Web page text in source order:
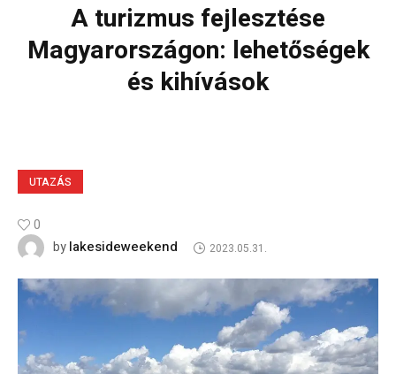
A turizmus fejlesztése
Magyarországon: lehetőségek
és kihívások
UTAZÁS
0
bylakesideweekend 2023.05.31.